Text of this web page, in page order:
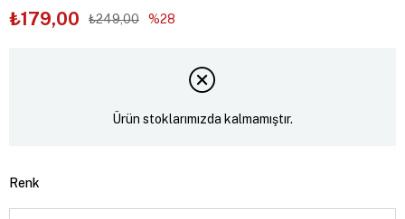
₺249,00
₺179,00 28
Ürün stoklarımızda kalmamıştır.
Renk